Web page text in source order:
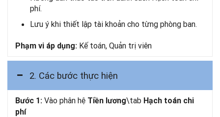
phí.
Lưu ý khi thiết lập tài khoản cho từng phòng ban.
Phạm vi áp dụng: Kế toán, Quản trị viên
2. Các bước thực hiện
Bước 1: Vào phân hệ Tiền lương\tab Hạch toán chi
phí